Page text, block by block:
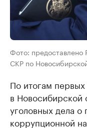
Фото:
СКР по
По итогам
в Новосибирской
уголовных дела о
коррупционной